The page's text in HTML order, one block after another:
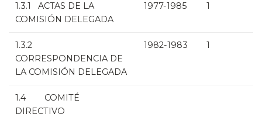
1.3.1 ACTAS DE LA
COMISIÓN DELEGADA
1977-1985 1
1.3.2
CORRESPONDENCIA DE
LA COMISIÓN DELEGADA
1982-1983 1
1.4 COMITÉ
DIRECTIVO